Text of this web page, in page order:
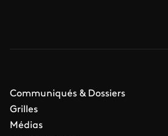
Communiqués & Dossiers
Grilles
Médias